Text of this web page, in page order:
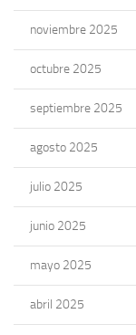
noviembre 2025
octubre 2025
septiembre 2025
agosto 2025
julio 2025
junio 2025
mayo 2025
abril 2025